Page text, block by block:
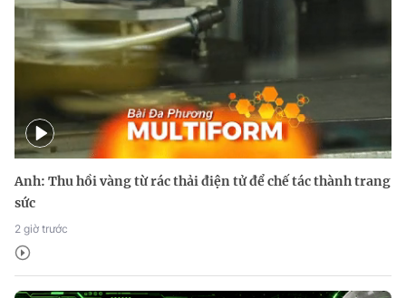
Anh: Thu hồi vàng từ rác thải điện tử để chế tác thành trang
sức
2 giờ trước